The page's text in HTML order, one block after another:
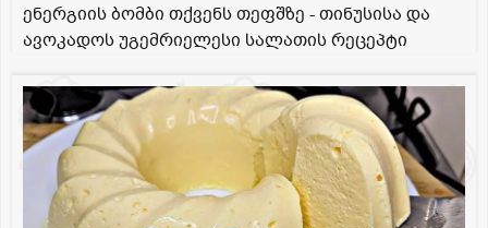
ენერგიის ბომბი თქვენს თეფშზე - თინუსისა და
ავოკადოს უგემრიელესი სალათის რეცეპტი